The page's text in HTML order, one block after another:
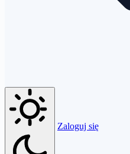
Zaloguj się